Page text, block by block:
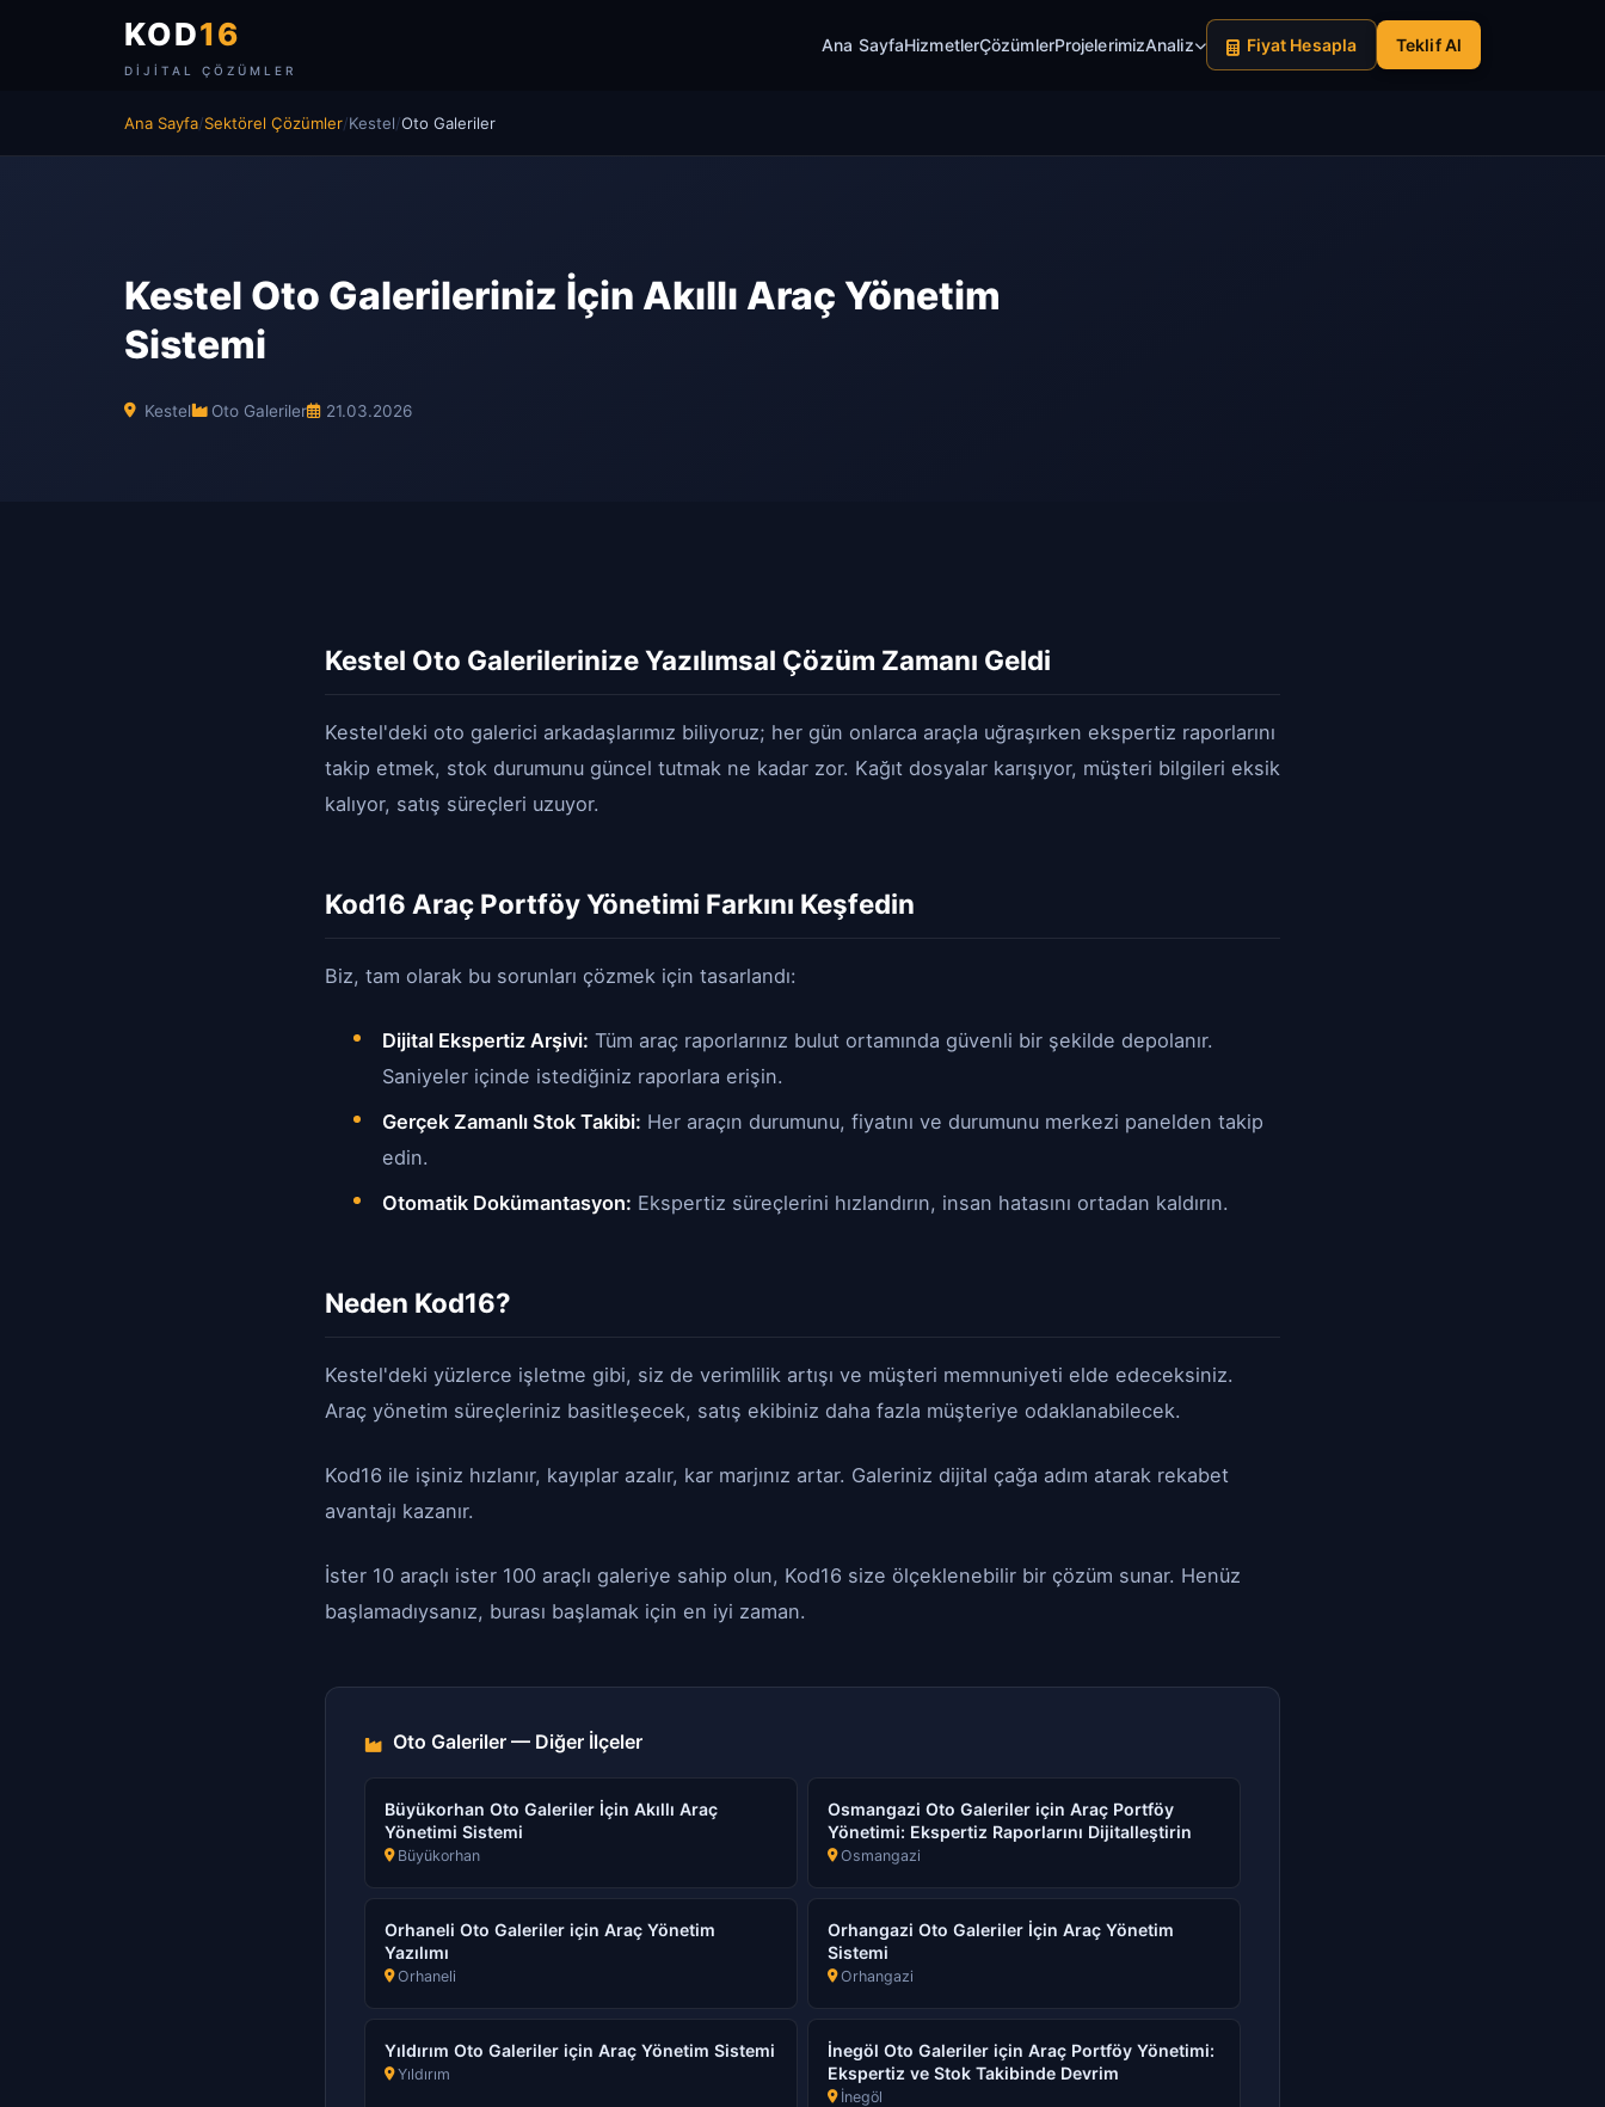
KOD16
DIJITAL ÇÖZÜMLER
Ana SayfaHizmetlerÇözümlerProjelerimizAnaliz Fiyat Hesapla Teklif Al
Ana Sayfa/Sektörel Çözümler/Kestel/Oto Galeriler
Kestel Oto Galerileriniz İçin Akıllı Araç Yönetim
Sistemi
Kestel Oto Galeriler 21.03.2026
Kestel Oto Galerilerinize Yazılımsal Çözüm Zamanı Geldi
Kestel'deki oto galerici arkadaşlarımız biliyoruz; her gün onlarca araçla uğraşırken ekspertiz raporlarını
takip etmek, stok durumunu güncel tutmak ne kadar zor. Kağıt dosyalar karışıyor, müşteri bilgileri eksik
kalıyor, satış süreçleri uzuyor.
Kod16 Araç Portföy Yönetimi Farkını Keşfedin
Biz, tam olarak bu sorunları çözmek için tasarlandı:
Dijital Ekspertiz Arşivi: Tüm araç raporlarınız bulut ortamında güvenli bir şekilde depolanır.
Saniyeler içinde istediğiniz raporlara erişin.
Gerçek Zamanlı Stok Takibi: Her araçın durumunu, fiyatını ve durumunu merkezi panelden takip
edin.
Otomatik Dokümantasyon: Ekspertiz süreçlerini hızlandırın, insan hatasını ortadan kaldırın.
Neden Kod16?
Kestel'deki yüzlerce işletme gibi, siz de verimlilik artışı ve müşteri memnuniyeti elde edeceksiniz.
Araç yönetim süreçleriniz basitleşecek, satış ekibiniz daha fazla müşteriye odaklanabilecek.
Kod16 ile işiniz hızlanır, kayıplar azalır, kar marjınız artar. Galeriniz dijital çağa adım atarak rekabet
avantajı kazanır.
İster 10 araçlı ister 100 araçlı galeriye sahip olun, Kod16 size ölçeklenebilir bir çözüm sunar. Henüz
başlamadıysanız, burası başlamak için en iyi zaman.
Oto Galeriler — Diğer İlçeler
Büyükorhan Oto Galeriler İçin Akıllı Araç
Yönetimi Sistemi
Büyükorhan
Osmangazi Oto Galeriler için Araç Portföy
Yönetimi: Ekspertiz Raporlarını Dijitalleştirin
Osmangazi
Orhaneli Oto Galeriler için Araç Yönetim
Yazılımı
Orhaneli
Orhangazi Oto Galeriler İçin Araç Yönetim
Sistemi
Orhangazi
Yıldırım Oto Galeriler için Araç Yönetim Sistemi
Yıldırım
İnegöl Oto Galeriler için Araç Portföy Yönetimi:
Ekspertiz ve Stok Takibinde Devrim
İnegöl